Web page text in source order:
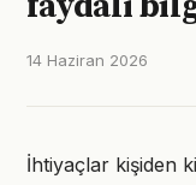
14 Haziran 2026
İhtiyaçlar kişiden